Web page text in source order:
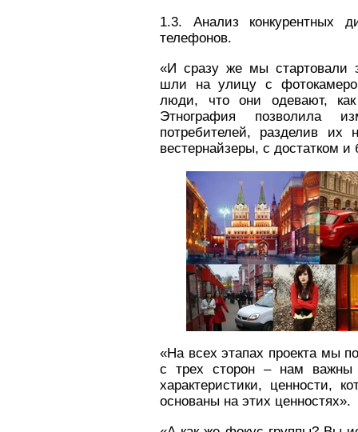
1.3. Анализ конкурентных
телефонов.
«И сразу же мы стартовали
шли на улицу с
люди, что они одевают,
Этнография позволила
потребителей, разделив их
вестернайзеры, с достатком и
«На всех этапах проекта мы
с трех сторон – нам важны
характеристики, ценности,
основаны на этих ценностях».